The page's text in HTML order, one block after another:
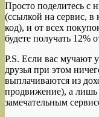
Просто поделитесь с
(ссылкой на сервис,
код), и от всех
будете получать 12%
P.S. Если вас мучают
друзья при этом
выплачиваются из
продвижение), а лишь
замечательным